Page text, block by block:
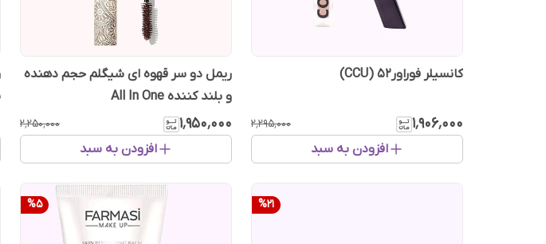
کانسیلر فوراور52 (CCU)
۱٬۹۰۶٬۰۰۰ ۲٬۲۹۵٬۰۰۰
افزودن به سبد
ریمل دو سر قهوه ای شیگلم حجم دهنده
و بلند کننده All In One
۱٬۹۵۰٬۰۰۰ ۲٬۲۵۰٬۰۰۰
افزودن به سبد
%21
%5